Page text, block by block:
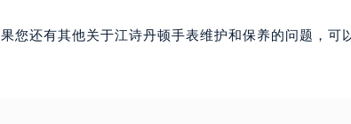
您还有其他关于江诗丹顿手表维护和保养的问题，可